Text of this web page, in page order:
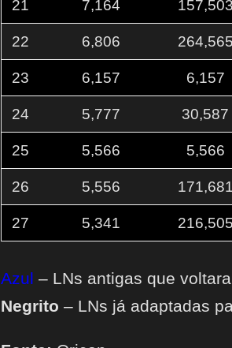
21 7,164 157,503
22 6,806 264,565
23 6,157 6,157
24 5,777 30,587
25 5,566 5,566
26 5,556 171,681
27 5,341 216,505
Azul – LNs antigas que
Negrito – LNs já adaptadas